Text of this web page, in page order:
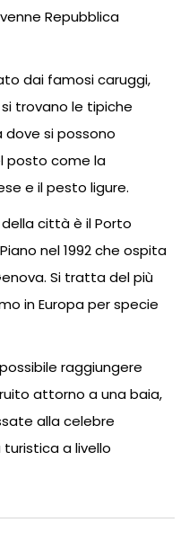
Repubblica
dai famosi caruggi,
trovano le tipiche
si possono
posto come la
e il pesto ligure.
città è il Porto
nel 1992 che ospita
Si tratta del più
in Europa per specie
raggiungere
attorno a una baia,
alla celebre
a livello